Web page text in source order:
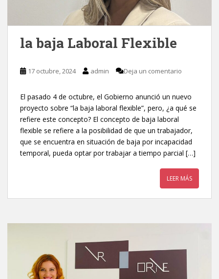
la baja Laboral Flexible
17 octubre, 2024 admin Deja un comentario
El pasado 4 de octubre, el Gobierno anunció un nuevo
proyecto sobre “la baja laboral flexible”, pero, ¿a qué se
refiere este concepto? El concepto de baja laboral
flexible se refiere a la posibilidad de que un trabajador,
que se encuentra en situación de baja por incapacidad
temporal, pueda optar por trabajar a tiempo parcial […]
LEER MÁS